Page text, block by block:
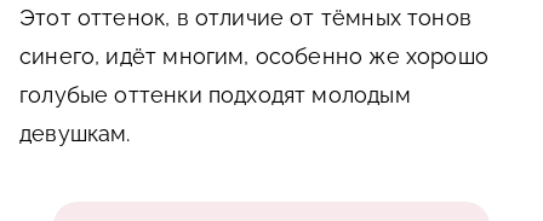
Этот оттенок, в отличие от тёмных тонов
синего, идёт многим, особенно же хорошо
голубые оттенки подходят молодым
девушкам.